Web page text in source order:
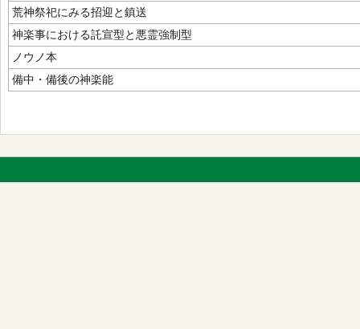
荒神祭祀にみる招迎と鎮送
神楽事における託宣型と悪霊強制型
ノウノ本
備中・備後の神楽能